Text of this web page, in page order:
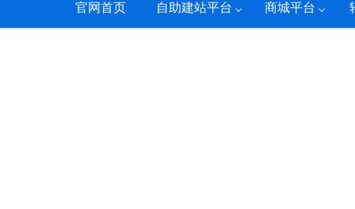
官网首页 自助建站平台 商城平台